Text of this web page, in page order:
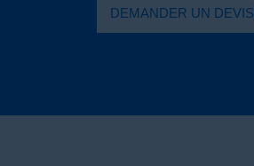
DEMANDER UN DEVIS